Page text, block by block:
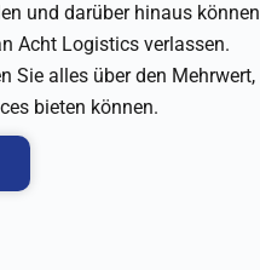
und darüber hinaus können
Acht Logistics verlassen.
Sie alles über den Mehrwert,
bieten können.